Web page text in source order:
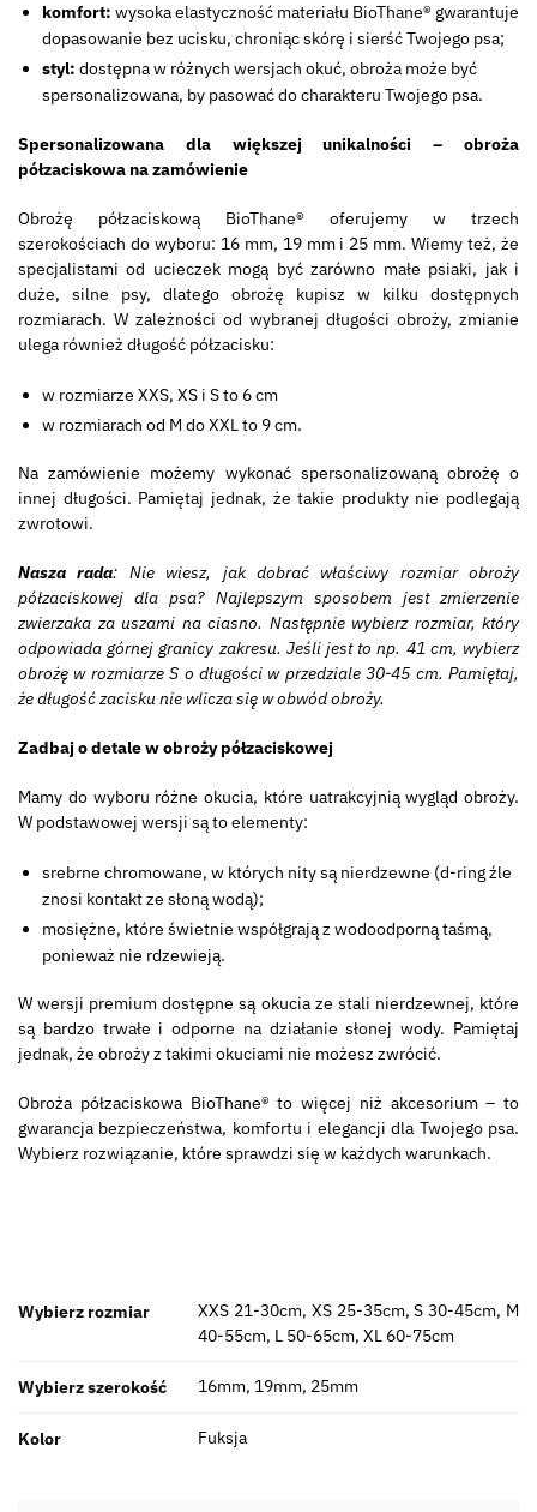
komfort: wysoka elastyczność materiału BioThane® gwarantuje
dopasowanie bez ucisku, chroniąc skórę i sierść Twojego psa;
styl: dostępna w różnych wersjach okuć, obroża może być
spersonalizowana, by pasować do charakteru Twojego psa.
Spersonalizowana dla większej unikalności – obroża
półzaciskowa na zamówienie
Obrożę półzaciskową BioThane® oferujemy w trzech
szerokościach do wyboru: 16 mm, 19 mm i 25 mm. Wiemy też, że
specjalistami od ucieczek mogą być zarówno małe psiaki, jak i
duże, silne psy, dlatego obrożę kupisz w kilku dostępnych
rozmiarach. W zależności od wybranej długości obroży, zmianie
ulega również długość półzacisku:
w rozmiarze XXS, XS i S to 6 cm
w rozmiarach od M do XXL to 9 cm.
Na zamówienie możemy wykonać spersonalizowaną obrożę o
innej długości. Pamiętaj jednak, że takie produkty nie podlegają
zwrotowi.
Nasza rada: Nie wiesz, jak dobrać właściwy rozmiar obroży
półzaciskowej dla psa? Najlepszym sposobem jest zmierzenie
zwierzaka za uszami na ciasno. Następnie wybierz rozmiar, który
odpowiada górnej granicy zakresu. Jeśli jest to np. 41 cm, wybierz
obrożę w rozmiarze S o długości w przedziale 30-45 cm. Pamiętaj,
że długość zacisku nie wlicza się w obwód obroży.
Zadbaj o detale w obroży półzaciskowej
Mamy do wyboru różne okucia, które uatrakcyjnią wygląd obroży.
W podstawowej wersji są to elementy:
srebrne chromowane, w których nity są nierdzewne (d-ring źle
znosi kontakt ze słoną wodą);
mosiężne, które świetnie współgrają z wodoodporną taśmą,
ponieważ nie rdzewieją.
W wersji premium dostępne są okucia ze stali nierdzewnej, które
są bardzo trwałe i odporne na działanie słonej wody. Pamiętaj
jednak, że obroży z takimi okuciami nie możesz zwrócić.
Obroża półzaciskowa BioThane® to więcej niż akcesorium – to
gwarancja bezpieczeństwa, komfortu i elegancji dla Twojego psa.
Wybierz rozwiązanie, które sprawdzi się w każdych warunkach.
Wybierz rozmiar
XXS 21-30cm, XS 25-35cm, S 30-45cm, M
40-55cm, L 50-65cm, XL 60-75cm
Wybierz szerokość 16mm, 19mm, 25mm
Kolor Fuksja